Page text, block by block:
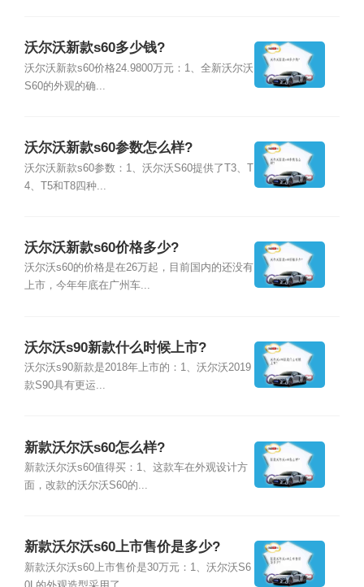
沃尔沃新款s60多少钱?
沃尔沃新款s60价格24.9800万元：1、全新沃尔沃
S60的外观的确...
沃尔沃新款s60参数怎么样?
沃尔沃新款s60参数：1、沃尔沃S60提供了T3、T
4、T5和T8四种...
沃尔沃新款s60价格多少?
沃尔沃s60的价格是在26万起，目前国内的还没有
上市，今年年底在广州车...
沃尔沃s90新款什么时候上市?
沃尔沃s90新款是2018年上市的：1、沃尔沃2019
款S90具有更运...
新款沃尔沃s60怎么样?
新款沃尔沃s60值得买：1、这款车在外观设计方
面，改款的沃尔沃S60的...
新款沃尔沃s60上市售价是多少?
新款沃尔沃s60上市售价是30万元：1、沃尔沃S6